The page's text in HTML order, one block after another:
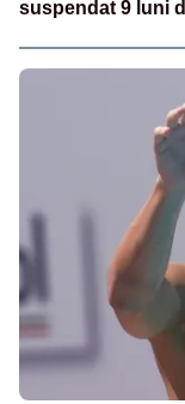
suspendat 9 luni